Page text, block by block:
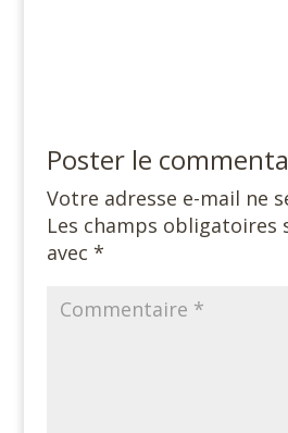
Poster le
Votre adresse e-mail ne
Les champs obligatoires
avec *